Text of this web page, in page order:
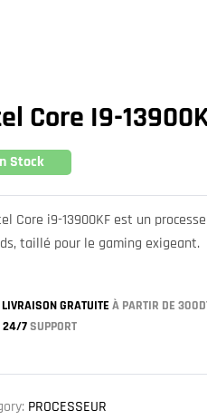
Core I9-
Stock
Core i9-13900KF est un
taillé pour le gaming exigeant.
LIVRAISON GRATUITE À PARTIR DE
24/7SUPPORT
PROCESSEUR